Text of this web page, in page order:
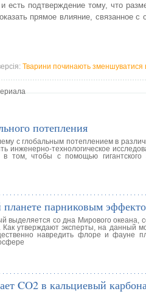
есть подтверждение тому, что
прямое влияние, связанное с
Тварини починають зменшуватися
потепления
с глобальным потеплением в
технологическое
том, чтобы с помощью гигантского
планете парниковым
выделяется со дна Мирового океана,
утверждают эксперты, на данный
навредить флоре и фауне
CO2 в кальциевый